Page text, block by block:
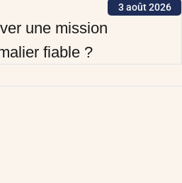
3 août 2026
une mission
fiable ?